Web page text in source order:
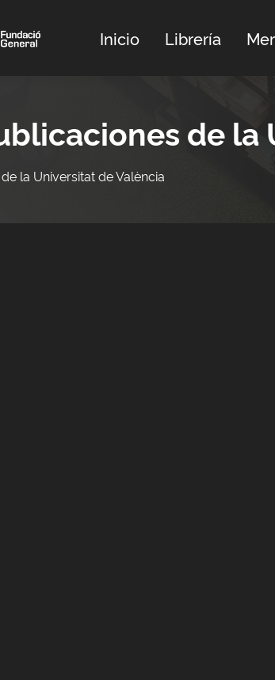
Inicio Librería
de la
la Universitat de València